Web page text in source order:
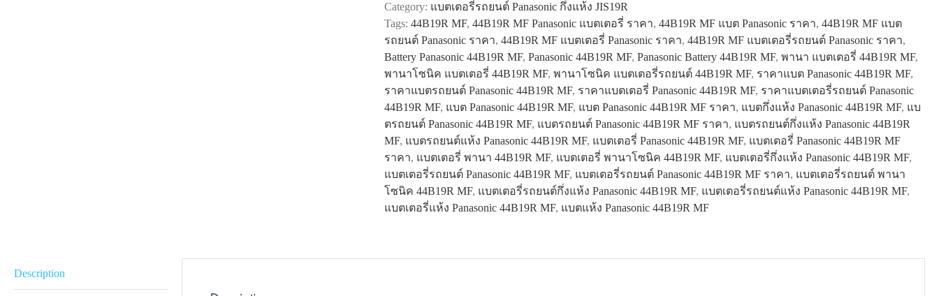
MF
quantity
Category: แบตเตอรี่รถยนต์ Panasonic กึ่งแห้ง JIS19R
Tags: 44B19R MF, 44B19R MF Panasonic แบตเตอรี่ ราคา, 44B19R MF แบต Panasonic ราคา, 44B19R MF แบต
รถยนต์ Panasonic ราคา, 44B19R MF แบตเตอรี่ Panasonic ราคา, 44B19R MF แบตเตอรี่รถยนต์ Panasonic ราคา,
Battery Panasonic 44B19R MF, Panasonic 44B19R MF, Panasonic Battery 44B19R MF, พานา แบตเตอรี่ 44B19R MF,
พานาโซนิค แบตเตอรี่ 44B19R MF, พานาโซนิค แบตเตอรี่รถยนต์ 44B19R MF, ราคาแบต Panasonic 44B19R MF,
ราคาแบตรถยนต์ Panasonic 44B19R MF, ราคาแบตเตอรี่ Panasonic 44B19R MF, ราคาแบตเตอรี่รถยนต์ Panasonic
44B19R MF, แบต Panasonic 44B19R MF, แบต Panasonic 44B19R MF ราคา, แบตกึ่งแห้ง Panasonic 44B19R MF, แบ
ตรถยนต์ Panasonic 44B19R MF, แบตรถยนต์ Panasonic 44B19R MF ราคา, แบตรถยนต์กึ่งแห้ง Panasonic 44B19R
MF, แบตรถยนต์แห้ง Panasonic 44B19R MF, แบตเตอรี่ Panasonic 44B19R MF, แบตเตอรี่ Panasonic 44B19R MF
ราคา, แบตเตอรี่ พานา 44B19R MF, แบตเตอรี่ พานาโซนิค 44B19R MF, แบตเตอรี่กึ่งแห้ง Panasonic 44B19R MF,
แบตเตอรี่รถยนต์ Panasonic 44B19R MF, แบตเตอรี่รถยนต์ Panasonic 44B19R MF ราคา, แบตเตอรี่รถยนต์ พานา
โซนิค 44B19R MF, แบตเตอรี่รถยนต์กึ่งแห้ง Panasonic 44B19R MF, แบตเตอรี่รถยนต์แห้ง Panasonic 44B19R MF,
แบตเตอรี่แห้ง Panasonic 44B19R MF, แบตแห้ง Panasonic 44B19R MF
Description